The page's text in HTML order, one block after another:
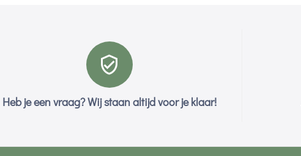
Heb je een vraag? Wij staan altijd voor je klaar!